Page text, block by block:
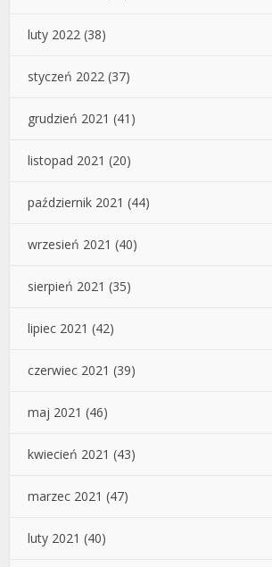
luty 2022 (38)
styczeń 2022 (37)
grudzień 2021 (41)
listopad 2021 (20)
październik 2021 (44)
wrzesień 2021 (40)
sierpień 2021 (35)
lipiec 2021 (42)
czerwiec 2021 (39)
maj 2021 (46)
kwiecień 2021 (43)
marzec 2021 (47)
luty 2021 (40)